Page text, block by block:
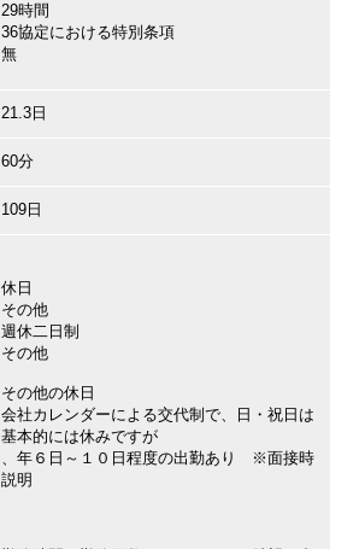
29時間
36協定における特別条項
無
21.3日
60分
109日
休日
その他
週休二日制
その他
その他の休日
会社カレンダーによる交代制で、日・祝日は
基本的には休みですが
、年６日～１０日程度の出勤あり ※面接時
説明